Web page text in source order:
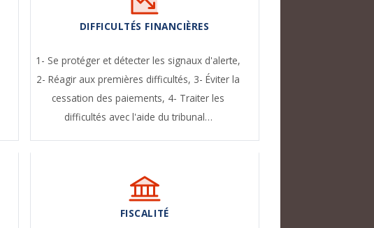
DIFFICULTÉS FINANCIÈRES
1- Se protéger et détecter les signaux d'alerte,
2- Réagir aux premières difficultés, 3- Éviter la
cessation des paiements, 4- Traiter les
difficultés avec l'aide du tribunal…
FISCALITÉ